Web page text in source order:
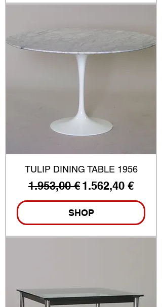
TULIP DINING TABLE 1956
Standardpreis
1.953,00 €Sale-Preis
1.562,40 €
SHOP